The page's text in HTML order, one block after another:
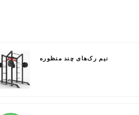
نیم رک‌های چند منظوره